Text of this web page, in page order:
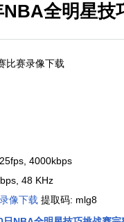
NBA全明星技
比赛录像下载
4000kbps
48 KHz
像下载提取码: mlg8